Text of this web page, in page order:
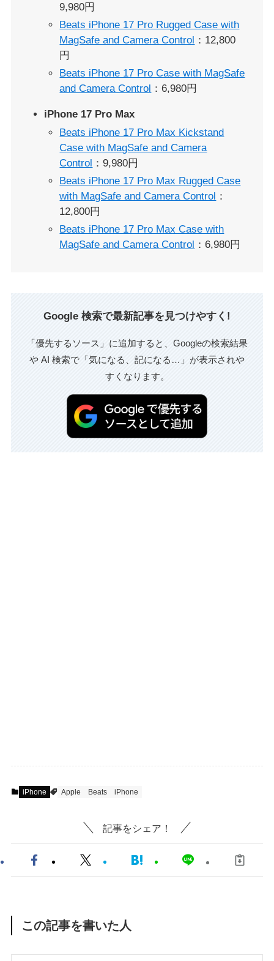
9,980円
Beats iPhone 17 Pro Rugged Case with
MagSafe and Camera Control ：12,800
円
Beats iPhone 17 Pro Case with MagSafe
and Camera Control ：6,980円
iPhone 17 Pro Max
Beats iPhone 17 Pro Max Kickstand
Case with MagSafe and Camera
Control ：9,980円
Beats iPhone 17 Pro Max Rugged Case
with MagSafe and Camera Control ：
12,800円
Beats iPhone 17 Pro Max Case with
MagSafe and Camera Control ：6,980円
Google 検索で最新記事を見つけやすく!
「優先するソース」に追加すると、Googleの検索結果
や AI 検索で「気になる、記になる…」が表示されや
すくなります。
iPhone Apple Beats iPhone
記事をシェア！
この記事を書いた人